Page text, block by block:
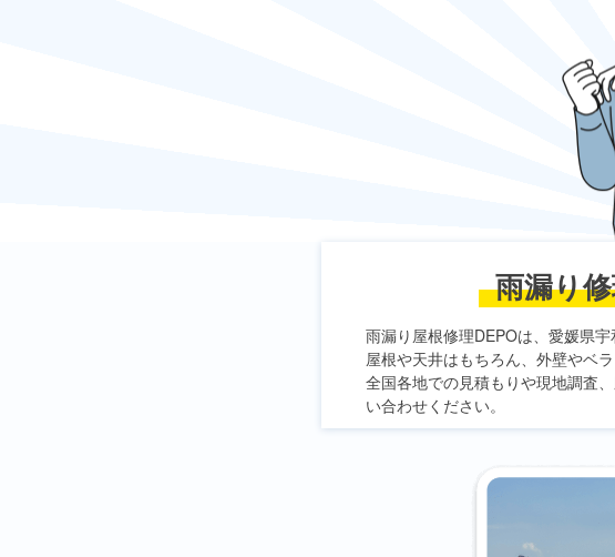
雨漏り
雨漏り屋根修理DEPOは、愛媛県宇
屋根や天井はもちろん、外壁やベ
全国各地での見積もりや現地調査
い合わせください。